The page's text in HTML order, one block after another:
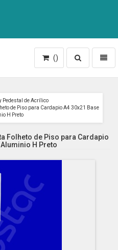
Toggle
search
()
Pedestal de Acrílico
de Piso para Cardapio A4 30x21 Base
H Preto
Folheto de Piso para Cardapio
H Preto